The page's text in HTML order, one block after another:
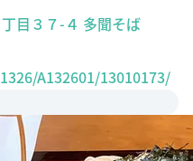
目３７-４ 多聞そば
A132601/13010173/